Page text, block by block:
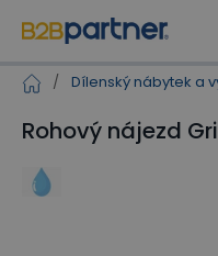
/ Dílenský nábytek a
Rohový nájezd